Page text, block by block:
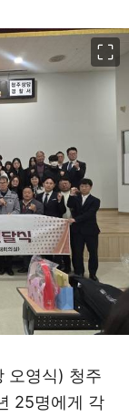
오영식) 청주
25명에게 각